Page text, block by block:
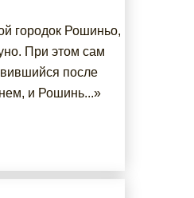
городок Рошиньо,
При этом сам
после
и Рошинь...»